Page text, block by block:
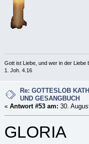
Gott ist Liebe, und wer in der Liebe
1. Joh. 4.16
Re: GOTTESLOB
UND GESANGBUCH
« Antwort #53 am: 30.
GLORIA